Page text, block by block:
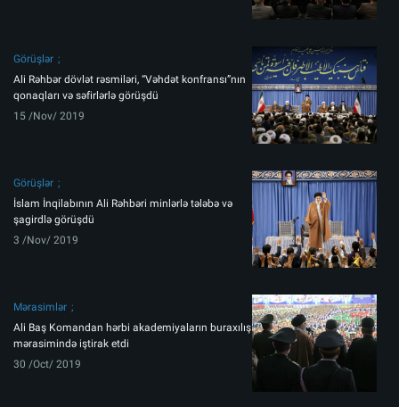
Görüşlər
Ali Rəhbər dövlət rəsmiləri, “Vəhdət konfransı”nın
qonaqları və səfirlərlə görüşdü
15 /Nov/ 2019
Görüşlər
İslam İnqilabının Ali Rəhbəri minlərlə tələbə və
şagirdlə görüşdü
3 /Nov/ 2019
Mərasimlər
Ali Baş Komandan hərbi akademiyaların buraxılış
mərasimində iştirak etdi
30 /Oct/ 2019